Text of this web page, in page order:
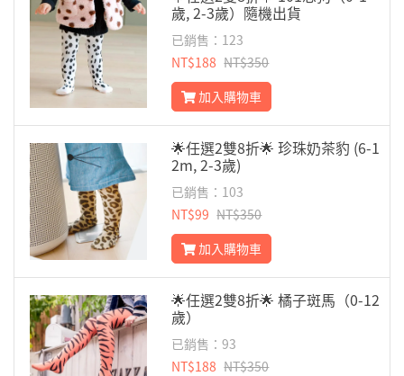
歲, 2-3歲）隨機出貨
已銷售：123
NT$188 NT$350
加入購物車
🌟任選2雙8折🌟 珍珠奶茶豹 (6-1
2m, 2-3歲)
已銷售：103
NT$99 NT$350
加入購物車
🌟任選2雙8折🌟 橘子斑馬（0-12
歲）
已銷售：93
NT$188 NT$350